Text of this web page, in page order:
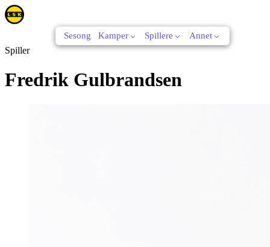
Sesong Kamper Spillere Annet
Spiller
Fredrik Gulbrandsen